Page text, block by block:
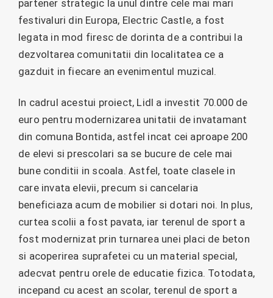
partener strategic la unul dintre cele mai mari
festivaluri din Europa, Electric Castle, a fost
legata in mod firesc de dorinta de a contribui la
dezvoltarea comunitatii din localitatea ce a
gazduit in fiecare an evenimentul muzical.
In cadrul acestui proiect, Lidl a investit 70.000 de
euro pentru modernizarea unitatii de invatamant
din comuna Bontida, astfel incat cei aproape 200
de elevi si prescolari sa se bucure de cele mai
bune conditii in scoala. Astfel, toate clasele in
care invata elevii, precum si cancelaria
beneficiaza acum de mobilier si dotari noi. In plus,
curtea scolii a fost pavata, iar terenul de sport a
fost modernizat prin turnarea unei placi de beton
si acoperirea suprafetei cu un material special,
adecvat pentru orele de educatie fizica. Totodata,
incepand cu acest an scolar, terenul de sport a